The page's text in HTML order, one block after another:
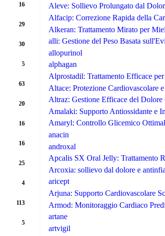
Aleve: Sollievo Prolungato dal
Alfacip: Correzione Rapida della
Alkeran: Trattamento Mirato per
alli: Gestione del Peso Basata
allopurinol
alphagan
Alprostadil: Trattamento Efficace
Altace: Protezione Cardiovascolare
Altraz: Gestione Efficace del
Amalaki: Supporto Antiossidante e
Amaryl: Controllo Glicemico
anacin
androxal
Apcalis SX Oral Jelly: Trattamento
Arcoxia: sollievo dal dolore e
aricept
Arjuna: Supporto Cardiovascolare
Armod: Monitoraggio Cardiaco
artane
artvigil
16
29
30
5
63
20
16
16
25
4
113
5